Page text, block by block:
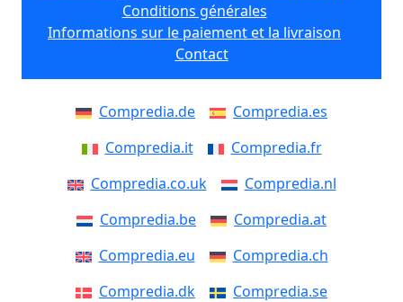
Conditions générales
Informations sur le paiement et la livraison
Contact
Compredia.de
Compredia.es
Compredia.it
Compredia.fr
Compredia.co.uk
Compredia.nl
Compredia.be
Compredia.at
Compredia.eu
Compredia.ch
Compredia.dk
Compredia.se